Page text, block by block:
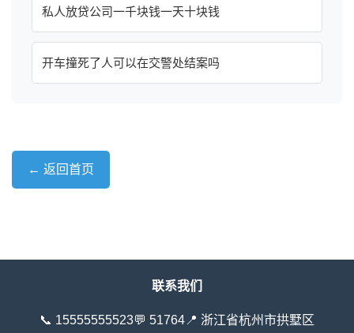
私人放贷公司一千块钱一天十块钱
开车撞死了人可以在交警处结案吗
← 返回首页
联系我们
📞 15555555523💬 51764 📍 浙江省杭州市拱墅区